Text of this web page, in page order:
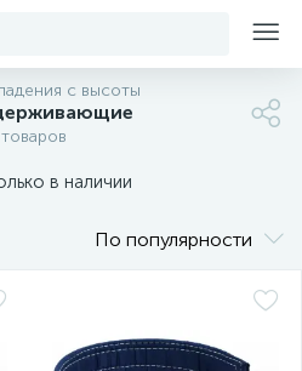
с высоты
в наличии
По популярности